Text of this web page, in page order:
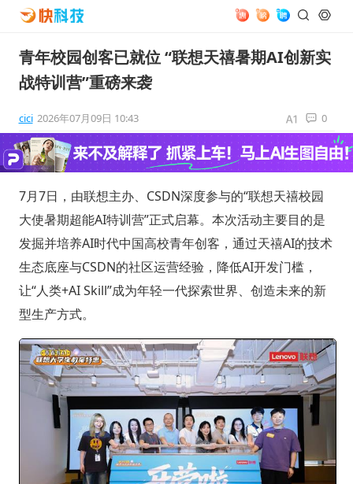
青年校园创客已就位 “联想天禧暑期AI创新实
战特训营”重磅来袭
cici 2026年07月09日 10:43 0
7月7日，由联想主办、CSDN深度参与的“联想天禧校园
大使暑期超能AI特训营”正式启幕。本次活动主要目的是
发掘并培养AI时代中国高校青年创客，通过天禧AI的技术
生态底座与CSDN的社区运营经验，降低AI开发门槛，
让“人类+AI Skill”成为年轻一代探索世界、创造未来的新
型生产方式。